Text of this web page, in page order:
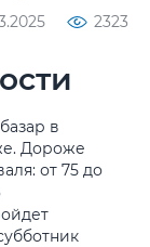
2323
в
Дороже
от 75 до